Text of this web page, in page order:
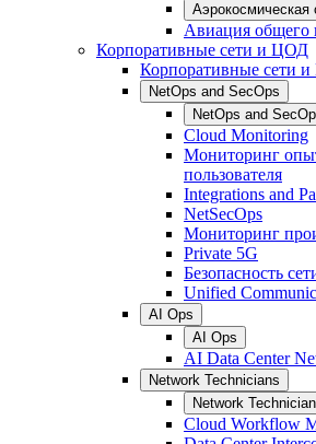
Аэрокосмическая
Авиация общего
Корпоративные сети и ЦОД
Корпоративные сети
NetOps and SecOps
NetOps and
Cloud Monitoring
Мониторинг
пользователя
Integrations and
NetSecOps
Мониторинг
Private 5G
Безопасность
Unified
AI Ops
AI Ops
AI Data Center
Network Technicians
Network
Cloud Workflow